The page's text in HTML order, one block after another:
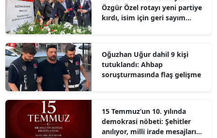
Özgür Özel rotayı yeni partiye
kırdı, isim için geri sayım
Oğuzhan Uğur dahil 9 kişi
tutuklandı: Ahbap
soruşturmasında flaş gelişme
15 Temmuz’un 10. yılında
demokrasi nöbeti: Şehitler
anılıyor, milli irade mesajları